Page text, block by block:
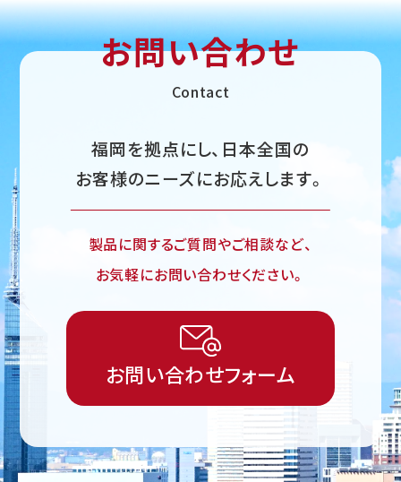
お問い合わせ
Contact
福岡を拠点にし、日本全国の
お客様のニーズにお応えします。
製品に関するご質問やご相談など、
お気軽にお問い合わせください。
お問い合わせフォーム